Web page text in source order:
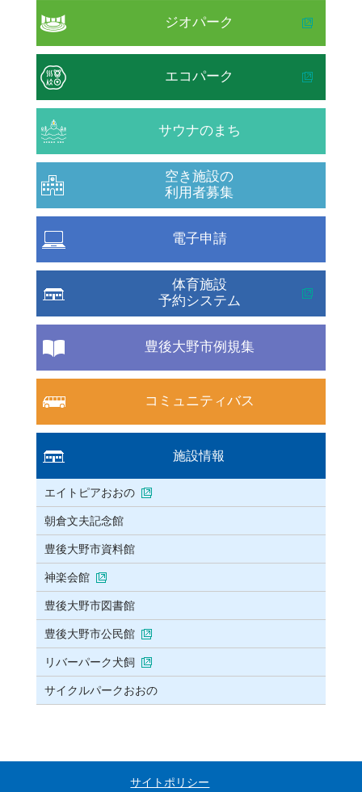
ジオパーク
エコパーク
サウナのまち
空き施設の
利用者募集
電子申請
体育施設
予約システム
豊後大野市例規集
コミュニティバス
施設情報
エイトピアおおの
朝倉文夫記念館
豊後大野市資料館
神楽会館
豊後大野市図書館
豊後大野市公民館
リバーパーク犬飼
サイクルパークおおの
サイトポリシー